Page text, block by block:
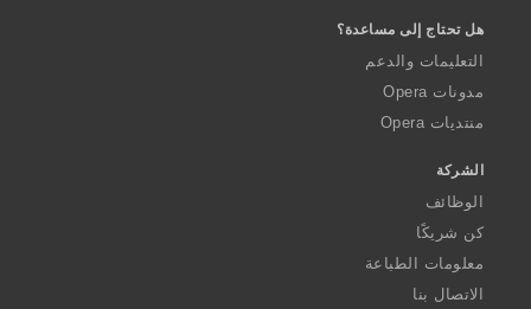
هل تحتاج إلى مساعدة؟
التعليمات والدعم
مدونات Opera
منتديات Opera
الشركة
الوظائف
كن شريكًا
معلومات الطباعة
الاتصال بنا